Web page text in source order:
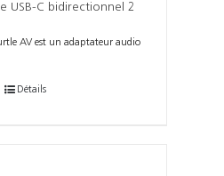
USB-C bidirectionnel 2
AV est un adaptateur audio
Détails